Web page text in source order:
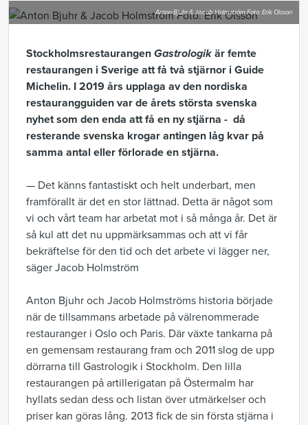
Anton Bjuhr & Jacob Holmström Foto: Erik Olsson
Stockholmsrestaurangen Gastrologik är femte
restaurangen i Sverige att få två stjärnor i Guide
Michelin. I 2019 års upplaga av den nordiska
restaurangguiden var de årets största svenska
nyhet som den enda att få en ny stjärna - då
resterande svenska krogar antingen låg kvar på
samma antal eller förlorade en stjärna.
— Det känns fantastiskt och helt underbart, men
framförallt är det en stor lättnad. Detta är något som
vi och vårt team har arbetat mot i så många år. Det är
så kul att det nu uppmärksammas och att vi får
bekräftelse för den tid och det arbete vi lägger ner,
säger Jacob Holmström
Anton Bjuhr och Jacob Holmströms historia började
när de tillsammans arbetade på välrenommerade
restauranger i Oslo och Paris. Där växte tankarna på
en gemensam restaurang fram och 2011 slog de upp
dörrarna till Gastrologik i Stockholm. Den lilla
restaurangen på artillerigatan på Östermalm har
hyllats sedan dess och listan över utmärkelser och
priser kan göras lång. 2013 fick de sin första stjärna i